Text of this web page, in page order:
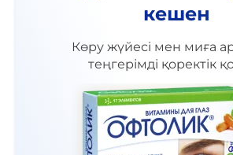
кешен
Көру жүйесі мен миға
теңгерімді қоректік